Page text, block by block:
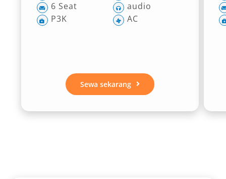
6 Seat
P3K
audio
AC
Sewa sekarang